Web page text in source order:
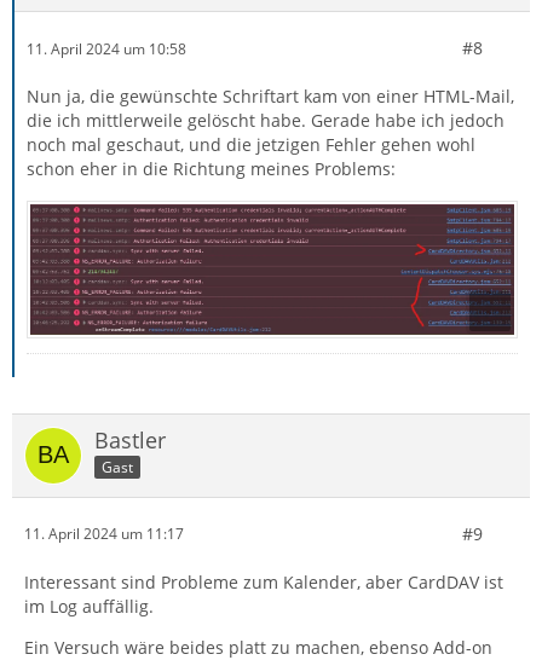
11. April 2024 um 10:58 #8
Nun ja, die gewünschte Schriftart kam von einer HTML-Mail,
die ich mittlerweile gelöscht habe. Gerade habe ich jedoch
noch mal geschaut, und die jetzigen Fehler gehen wohl
schon eher in die Richtung meines Problems:
Bastler
Gast
11. April 2024 um 11:17 #9
Interessant sind Probleme zum Kalender, aber CardDAV ist
im Log auffällig.
Ein Versuch wäre beides platt zu machen, ebenso Add-on